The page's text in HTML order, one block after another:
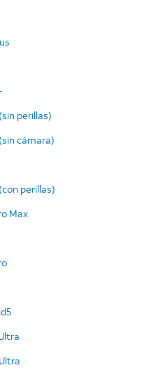
perillas)
cámara)
perillas)
Max